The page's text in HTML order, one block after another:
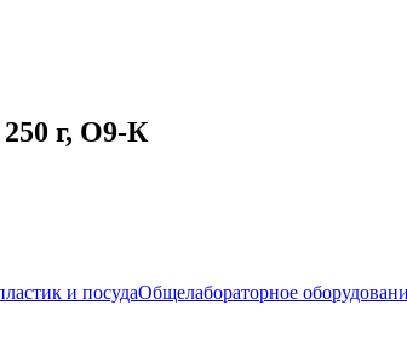
г, О9-К
и посудаОбщелабораторное